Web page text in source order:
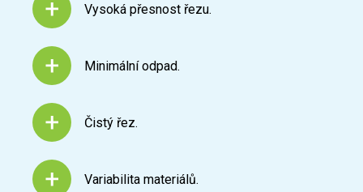
Vysoká přesnost řezu.
Minimální odpad.
Čistý řez.
Variabilita materiálů.